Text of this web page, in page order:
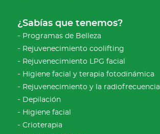
¿Sabías que tenemos?
Programas de Belleza
Rejuvenecimiento coolifting
Rejuvenecimiento LPG facial
Higiene facial y terapia fotodinámica
Rejuvenecimiento y la radiofrecuencia
Depilación
Higiene facial
Crioterapia